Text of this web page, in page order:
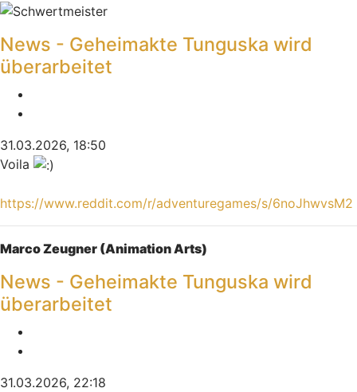
News - Geheimakte Tunguska wird
überarbeitet
31.03.2026, 18:50
Voila
https://www.reddit.com/r/adventuregames/s/6noJhwvsM2
Nach oben
Marco Zeugner (Animation Arts)
News - Geheimakte Tunguska wird
überarbeitet
31.03.2026, 22:18